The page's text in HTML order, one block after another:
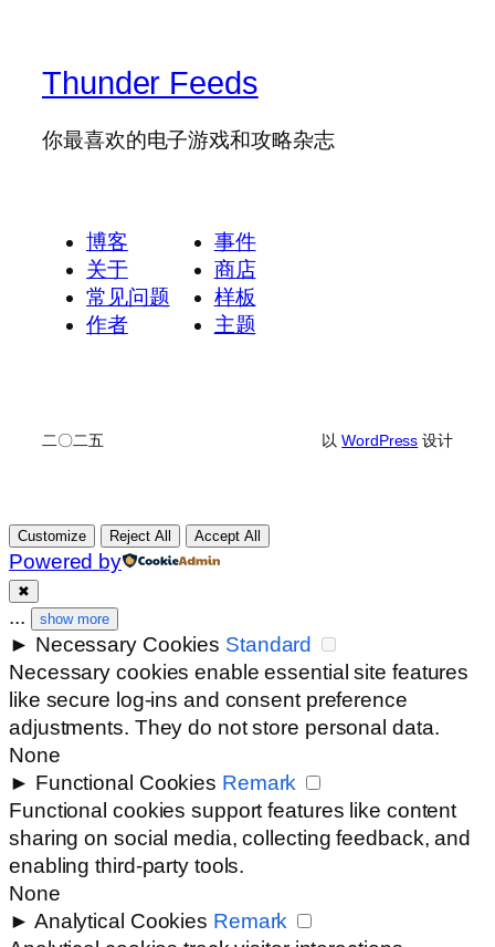
Thunder Feeds
你最喜欢的电子游戏和攻略杂志
博客
关于
常见问题
作者
事件
商店
样板
主题
二〇二五 以WordPress 设计
Customize Reject All Accept All
Powered by
✖
... show more
► Necessary Cookies Standard
Necessary cookies enable essential site features
like secure log-ins and consent preference
adjustments. They do not store personal data.
None
► Functional Cookies Remark
Functional cookies support features like content
sharing on social media, collecting feedback, and
enabling third-party tools.
None
► Analytical Cookies Remark